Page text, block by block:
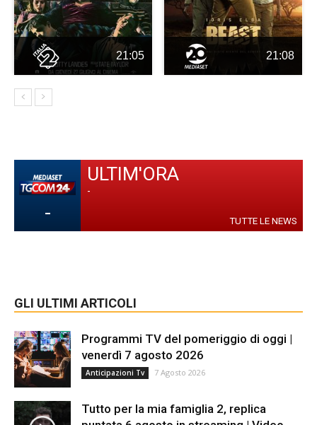
21:05 21:08
-
ULTIM'ORA
-
TUTTE LE NEWS
GLI ULTIMI ARTICOLI
Programmi TV del pomeriggio di oggi |
venerdì 7 agosto 2026
Anticipazioni Tv 7 Agosto 2026
Tutto per la mia famiglia 2, replica